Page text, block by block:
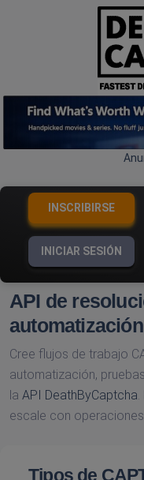
INSCRIBIRSE
INICIAR SESIÓN
API de
Cree flujos de trabajo
automatización,
la API DeathByCaptcha
escale con
Tipos de